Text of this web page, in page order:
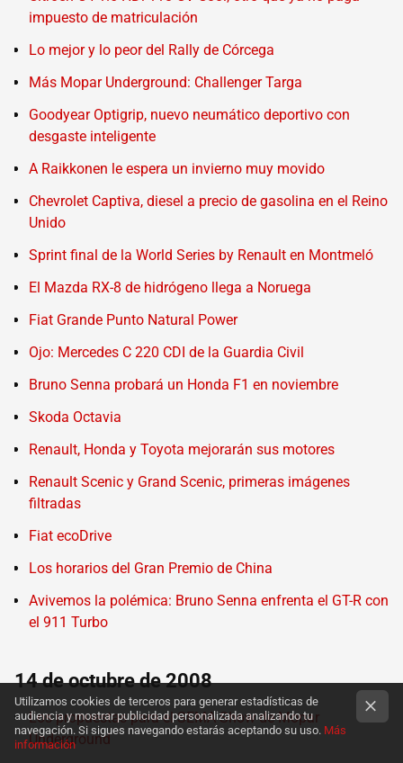
impuesto de matriculación
Lo mejor y lo peor del Rally de Córcega
Más Mopar Underground: Challenger Targa
Goodyear Optigrip, nuevo neumático deportivo con
desgaste inteligente
A Raikkonen le espera un invierno muy movido
Chevrolet Captiva, diesel a precio de gasolina en el Reino
Unido
Sprint final de la World Series by Renault en Montmeló
El Mazda RX-8 de hidrógeno llega a Noruega
Fiat Grande Punto Natural Power
Ojo: Mercedes C 220 CDI de la Guardia Civil
Bruno Senna probará un Honda F1 en noviembre
Skoda Octavia
Renault, Honda y Toyota mejorarán sus motores
Renault Scenic y Grand Scenic, primeras imágenes
filtradas
Fiat ecoDrive
Los horarios del Gran Premio de China
Avivemos la polémica: Bruno Senna enfrenta el GT-R con
el 911 Turbo
14 de octubre de 2008
Los propuestas para el SEMA Show de Mopar
Underground
Utilizamos cookies de terceros para generar estadísticas de
audiencia y mostrar publicidad personalizada analizando tu
navegación. Si sigues navegando estarás aceptando su uso. Más
información